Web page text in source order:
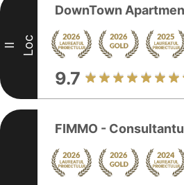
II Loc
DownTown
9.7
FIMMO -